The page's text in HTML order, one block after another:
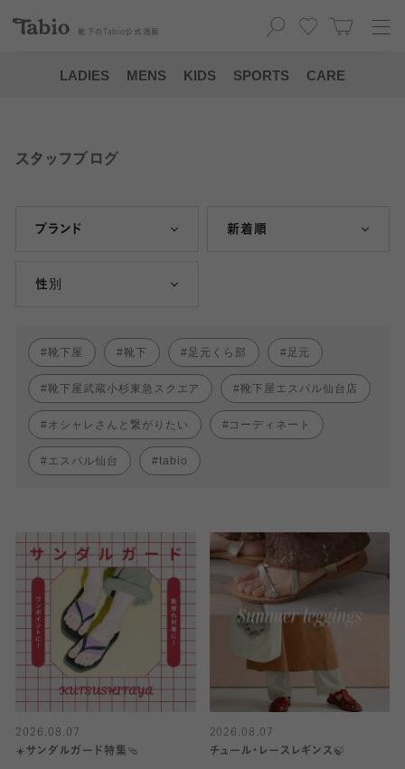
靴下の Tabio 公式通販
LADIES MENS KIDS SPORTS CARE
スタッフブログ
ブランド 新着順
性別
靴下屋 靴下 足元くら部 足元
靴下屋武蔵小杉東急スクエア 靴下屋エスパル仙台店
オシャレさんと繋がりたい コーディネート
エスパル仙台 tabio
2026.08.07
☀️サンダルガード特集🩴
2026.08.07
チュール・レースレギンス🍃